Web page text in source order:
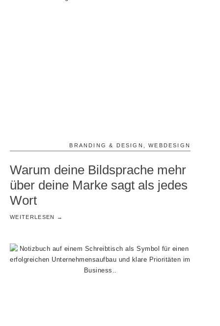
BRANDING & DESIGN ,WEBDESIGN
Warum deine Bildsprache mehr
über deine Marke sagt als jedes
Wort
WEITERLESEN →